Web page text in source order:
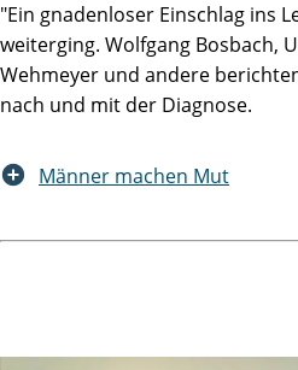
"Ein gnadenloser Einschlag ins
weiterging. Wolfgang Bosbach,
Wehmeyer und andere
nach und mit der Diagnose.
Männer machen Mut